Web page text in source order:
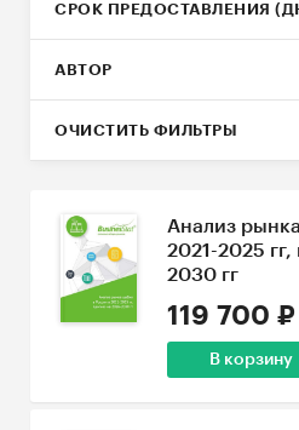
СРОК ПРЕДОСТАВЛЕНИЯ
АВТОР
ОЧИСТИТЬ ФИЛЬТРЫ
Анализ
2021-2025
2030 гг
119 700 ₽
В корзину